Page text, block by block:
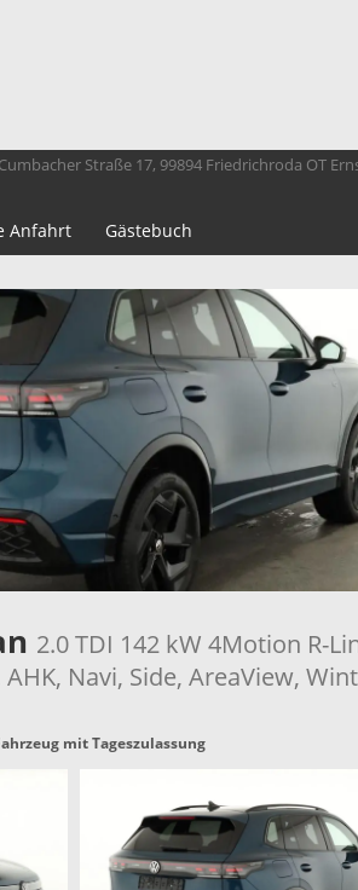
Straße 17, 99894 Friedrichroda OT
Anfahrt Gästebuch
2.0 TDI 142 kW 4Motion R-
Navi, Side, AreaView,
mit Tageszulassung